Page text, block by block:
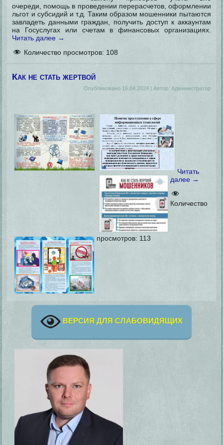
очереди, помощь в проведении перерасчетов, оформлении
льгот и субсидий и т.д. Таким образом мошенники пытаются
завладеть данными граждан, получить доступ к аккаунтам
на Госуслугах или счетам в финансовых организациях.
Читать далее →
Количество просмотров: 108
Как не стать жертвой
Опубликовано 16.04.2024| Автор: Администратор
Читать
далее →
Количество
просмотров: 113
ВЕРСИЯ ДЛЯ СЛАБОВИДЯЩИХ